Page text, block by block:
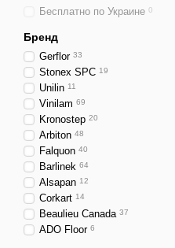
Бесплатно по Украине 0
Бренд
Gerflor 33
Stonex SPC 19
Unilin 11
Vinilam 69
Kronostep 20
Arbiton 48
Falquon 40
Barlinek 64
Alsapan 12
Corkart 14
Beaulieu Canada 37
ADO Floor 6